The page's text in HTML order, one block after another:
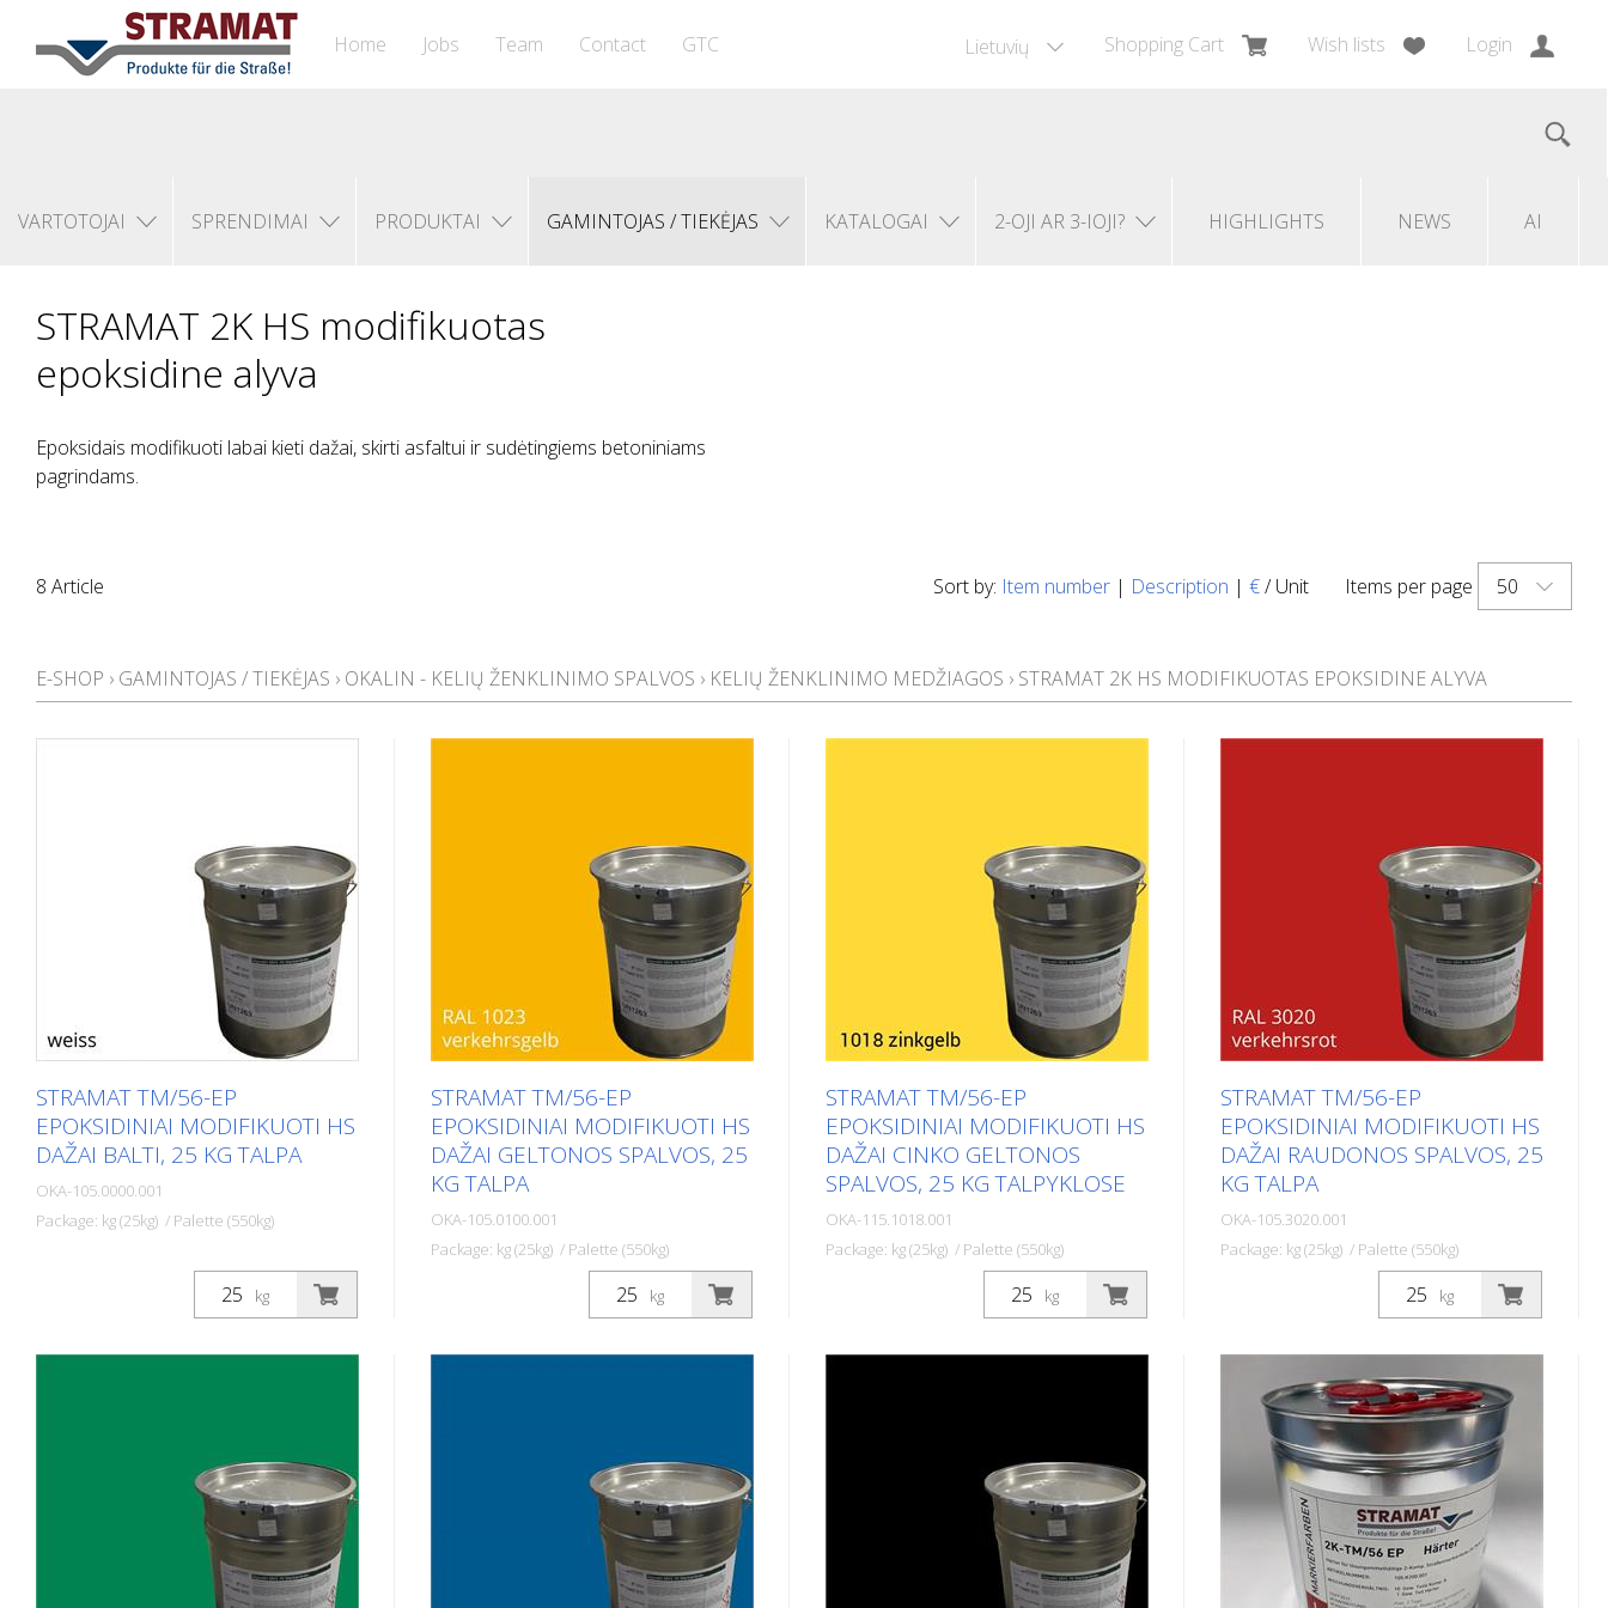
Lietuvių Shopping Cart Wish lists Login
Home Jobs Team Contact GTC
VARTOTOJAI SPRENDIMAI PRODUKTAI GAMINTOJAS / TIEKĖJAS KATALOGAI 2-OJI AR 3-IOJI? HIGHLIGHTS NEWS AI
STRAMAT 2K HS modifikuotas
epoksidine alyva
Epoksidais modifikuoti labai kieti dažai, skirti asfaltui ir sudėtingiems betoniniams
pagrindams.
Items per page 50
Sort by: Item number | Description | €/ Unit
8 Article
E-SHOP › GAMINTOJAS / TIEKĖJAS › OKALIN - KELIŲ ŽENKLINIMO SPALVOS › KELIŲ ŽENKLINIMO MEDŽIAGOS › STRAMAT 2K HS MODIFIKUOTAS EPOKSIDINE ALYVA
STRAMAT TM/56-EP
EPOKSIDINIAI MODIFIKUOTI HS
DAŽAI BALTI, 25 KG TALPA
OKA-105.0000.001
Package: kg (25kg) / Palette (550kg)
Dviejų komponentų kelių ženklinimo
dažai STRAMAT 2-K-TM/56 EP yra
papildomai modifikuoti epoksidine
medžiaga, todėl yra atsparesni, geriau
bespalviu poliuretano glaistu. Idealūs
kelių ženklinimo dažai išoriniams ir
vidiniams paviršiams.
kg
STRAMAT TM/56-EP
EPOKSIDINIAI MODIFIKUOTI HS
DAŽAI GELTONOS SPALVOS, 25
KG TALPA
OKA-105.0100.001
Package: kg (25kg) / Palette (550kg)
Dviejų komponentų kelių ženklinimo
dažai STRAMAT 2-K-TM/56 EP yra
papildomai modifikuoti epoksidine
dirvose. Dažnai taip pat kartu su
bespalviu poliuretano glaistu. Idealūs
kelių ženklinimo dažai išoriniams ir
vidiniams paviršiams.
kg
STRAMAT TM/56-EP
EPOKSIDINIAI MODIFIKUOTI HS
DAŽAI CINKO GELTONOS
SPALVOS, 25 KG TALPYKLOSE
OKA-115.1018.001
Package: kg (25kg) / Palette (550kg)
Dviejų komponentų kelių ženklinimo
dažai STRAMAT 2-K-TM/56 EP taip
pat yra modifikuoti epoksidinėmis
paviršių. Dažnai taip pat kartu su
bespalviu poliuretaniniu hermetiku.
Idealūs kelių ar gatvių ženklinimo dažai
išoriniams ir vidiniams paviršiams.
kg
STRAMAT TM/56-EP
EPOKSIDINIAI MODIFIKUOTI HS
DAŽAI RAUDONOS SPALVOS, 25
KG TALPA
OKA-105.3020.001
Package: kg (25kg) / Palette (550kg)
Dviejų komponentų kelių ženklinimo
dažai STRAMAT 2-K-TM/56 EP yra
papildomai modifikuoti epoksidine
medžiaga, todėl yra atsparesni, geriau
sukimba ir ilgiau tarnauja. Jis ypač
populiarus sunkiai įveikiamose
dirvose. Dažnai taip pat kartu su
bespalviu poliuretano glaistu. Idealūs
kelių ženklinimo dažai išoriniams ir
vidiniams paviršiams.
kg